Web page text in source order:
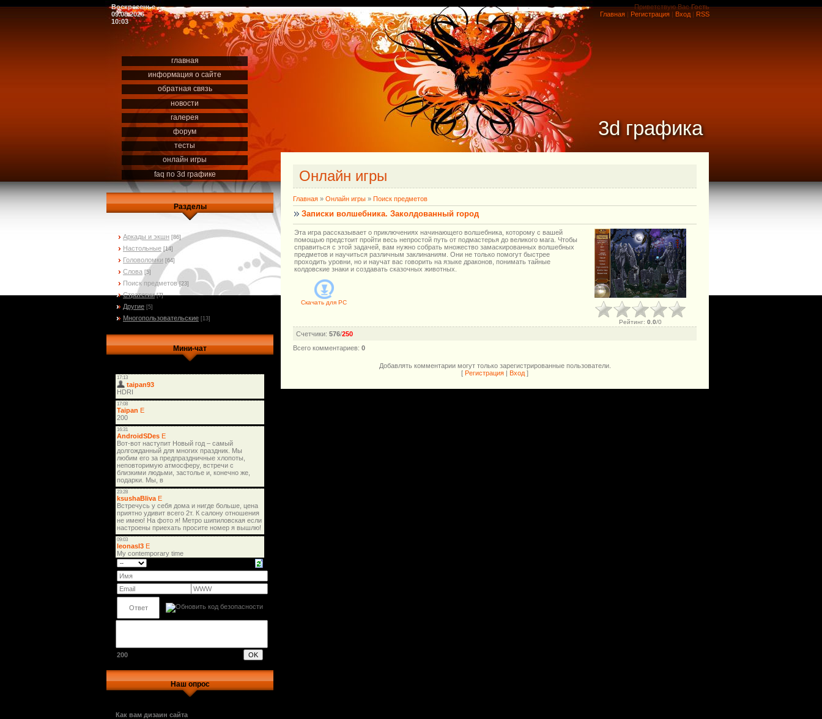
Воскресенье
09.08.2026
10:03
Приветствую Вас Гость
Главная | Регистрация | Вход | RSS
главная
информация о сайте
обратная связь
новости
галерея
форум
тесты
онлайн игры
faq по 3d графике
Разделы
Аркады и экшн [86]
Настольные [14]
Головоломки [64]
Слова [5]
Поиск предметов [23]
Стратегии [7]
Другие [5]
Многопользовательские [13]
Мини-чат
200
Наш опрос
Как вам дизаин сайта
3d графика
Онлайн игры
Главная » Онлайн игры » Поиск предметов
Записки волшебника. Заколдованный город
Эта игра рассказывает о приключениях начинающего волшебника, которому с вашей
помощью предстоит пройти весь непростой путь от подмастерья до великого мага. Чтобы
справиться с этой задачей, вам нужно собрать множество замаскированных волшебных
предметов и научиться различным заклинаниям. Они не только помогут быстрее
проходить уровни, но и научат вас говорить на языке драконов, понимать тайные
колдовские знаки и создавать сказочных животных.
Скачать для PC
Рейтинг: 0.0/0
Счетчики: 576/250
Всего комментариев: 0
Добавлять комментарии могут только зарегистрированные пользователи.
[ Регистрация | Вход ]